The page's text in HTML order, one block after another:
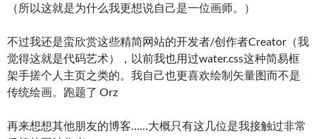
（所以这就是为什么我更想说自己是一位画师。）
不过我还是蛮欣赏这些精简网站的开发者/创作者Creator（我
觉得这就是代码艺术），以前我也用过water.css这种简易框
架手搓个人主页之类的。我自己也更喜欢绘制矢量图而不是
传统绘画。跑题了 Orz
再来想想其他朋友的博客……大概只有这几位是我接触过非常